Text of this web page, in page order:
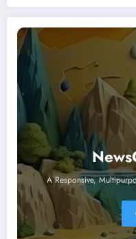
A Responsive,